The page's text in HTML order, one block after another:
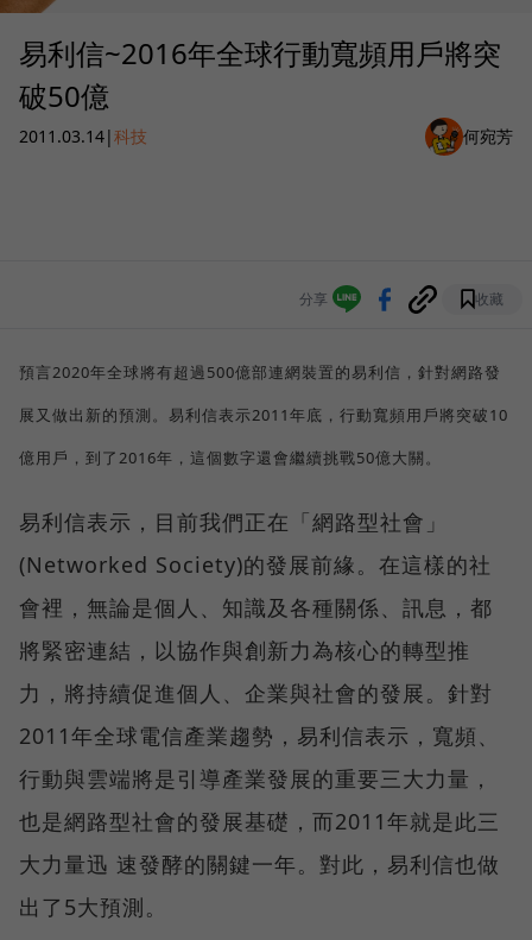
易利信~2016年全球行動寬頻用戶將突
破50億
2011.03.14|科技 何宛芳
分享 收藏
預言2020年全球將有超過500億部連網裝置的易利信，針對網路發
展又做出新的預測。易利信表示2011年底，行動寬頻用戶將突破10
億用戶，到了2016年，這個數字還會繼續挑戰50億大關。
易利信表示，目前我們正在 「網路型社會 」
(Networked Society)的發展前緣。在這樣的社
會裡，無論是個人、知識及各種關係、訊息，都
將緊密連結， 以協作與創新力為核心的轉型推
力， 將持續促進個人、企業與社會的發展。 針對
2011年全球電信產業趨勢，易利信表示，寬頻、
行動與雲端將是引導產業發展的重要三大力量，
也是網路型社會的發展基礎，而2011年就是此三
大力量迅 速發酵的關鍵一年。對此，易利信也做
出了5大預測。